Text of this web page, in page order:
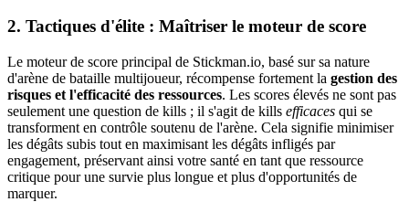
2. Tactiques d'élite : Maîtriser le moteur de score
Le moteur de score principal de Stickman.io, basé sur sa nature
d'arène de bataille multijoueur, récompense fortement la gestion des
risques et l'efficacité des ressources. Les scores élevés ne sont pas
seulement une question de kills ; il s'agit de kills efficaces qui se
transforment en contrôle soutenu de l'arène. Cela signifie minimiser
les dégâts subis tout en maximisant les dégâts infligés par
engagement, préservant ainsi votre santé en tant que ressource
critique pour une survie plus longue et plus d'opportunités de
marquer.